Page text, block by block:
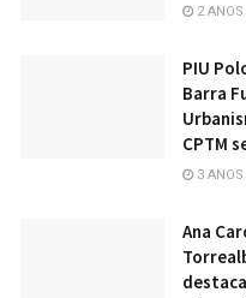
2 ANOS
PIU
Barra
CPTM
3 ANOS
Ana